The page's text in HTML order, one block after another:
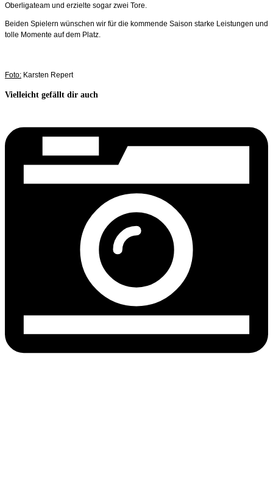
Oberligateam und erzielte sogar zwei Tore.
Beiden Spielern wünschen wir für die kommende Saison starke Leistungen und
tolle Momente auf dem Platz.
Foto: Karsten Repert
Vielleicht gefällt dir auch